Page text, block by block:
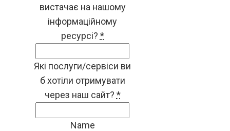
вистачає на нашому
інформаційному
ресурсі? *
Які послуги/сервіси ви
б хотіли отримувати
через наш сайт? *
Name